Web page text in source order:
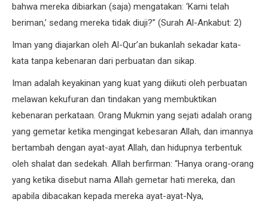
bahwa mereka dibiarkan (saja) mengatakan: ‘Kami telah
beriman,’ sedang mereka tidak diuji?” (Surah Al-Ankabut: 2)
Iman yang diajarkan oleh Al-Qur’an bukanlah sekadar kata-
kata tanpa kebenaran dari perbuatan dan sikap.
Iman adalah keyakinan yang kuat yang diikuti oleh perbuatan
melawan kekufuran dan tindakan yang membuktikan
kebenaran perkataan. Orang Mukmin yang sejati adalah orang
yang gemetar ketika mengingat kebesaran Allah, dan imannya
bertambah dengan ayat-ayat Allah, dan hidupnya terbentuk
oleh shalat dan sedekah. Allah berfirman: “Hanya orang-orang
yang ketika disebut nama Allah gemetar hati mereka, dan
apabila dibacakan kepada mereka ayat-ayat-Nya,